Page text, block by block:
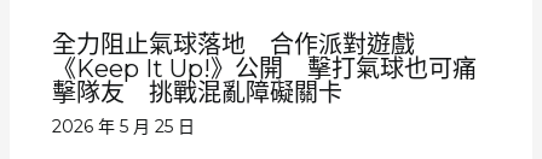
全力阻止氣球落地 合作派對遊戲
《Keep It Up!》公開 擊打氣球也可痛
擊隊友 挑戰混亂障礙關卡
2026 年 5 月 25 日